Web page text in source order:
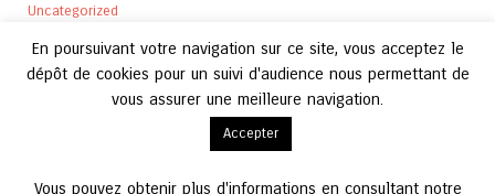
Uncategorized
En poursuivant votre navigation sur ce site, vous acceptez le
dépôt de cookies pour un suivi d'audience nous permettant de
vous assurer une meilleure navigation.
Accepter
Vous pouvez obtenir plus d'informations en consultant notre